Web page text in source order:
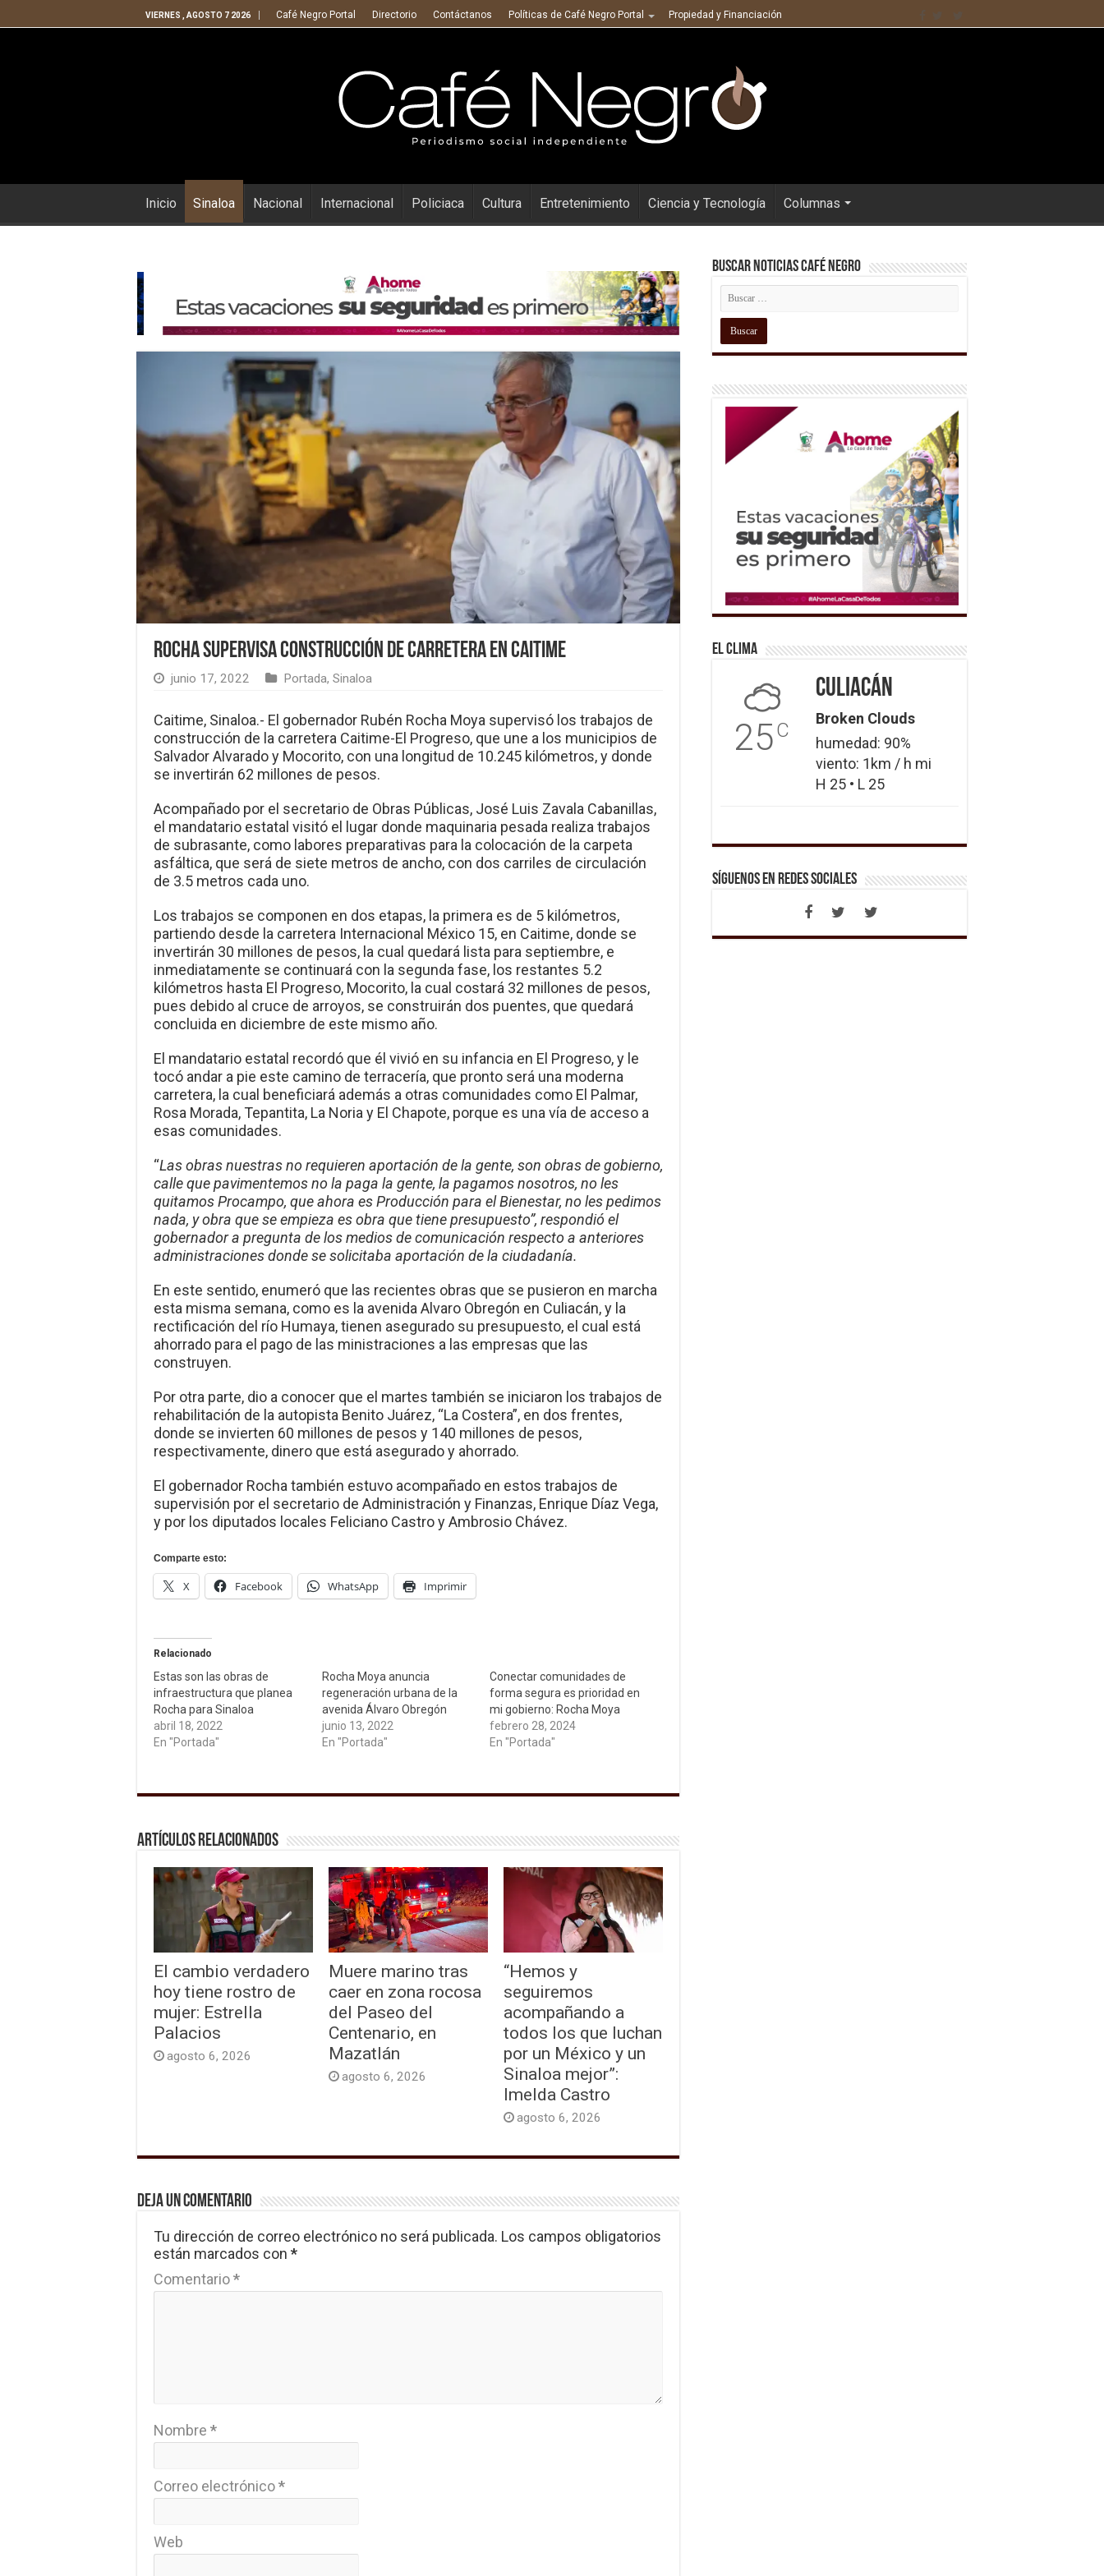
VIERNES , AGOSTO 7 2026 Café Negro Portal Directorio Contáctanos Políticas de Café Negro Portal Propiedad y Financiación
Inicio Sinaloa Nacional Internacional Policiaca Cultura Entretenimiento Ciencia y Tecnología Columnas
Rocha supervisa construcción de carretera en Caitime
junio 17, 2022 Portada, Sinaloa
Caitime, Sinaloa.- El gobernador Rubén Rocha Moya supervisó los trabajos de
construcción de la carretera Caitime-El Progreso, que une a los municipios de
Salvador Alvarado y Mocorito, con una longitud de 10.245 kilómetros, y donde
se invertirán 62 millones de pesos.
Acompañado por el secretario de Obras Públicas, José Luis Zavala Cabanillas,
el mandatario estatal visitó el lugar donde maquinaria pesada realiza trabajos
de subrasante, como labores preparativas para la colocación de la carpeta
asfáltica, que será de siete metros de ancho, con dos carriles de circulación
de 3.5 metros cada uno.
Los trabajos se componen en dos etapas, la primera es de 5 kilómetros,
partiendo desde la carretera Internacional México 15, en Caitime, donde se
invertirán 30 millones de pesos, la cual quedará lista para septiembre, e
inmediatamente se continuará con la segunda fase, los restantes 5.2
kilómetros hasta El Progreso, Mocorito, la cual costará 32 millones de pesos,
pues debido al cruce de arroyos, se construirán dos puentes, que quedará
concluida en diciembre de este mismo año.
El mandatario estatal recordó que él vivió en su infancia en El Progreso, y le
tocó andar a pie este camino de terracería, que pronto será una moderna
carretera, la cual beneficiará además a otras comunidades como El Palmar,
Rosa Morada, Tepantita, La Noria y El Chapote, porque es una vía de acceso a
esas comunidades.
“Las obras nuestras no requieren aportación de la gente, son obras de gobierno,
calle que pavimentemos no la paga la gente, la pagamos nosotros, no les
quitamos Procampo, que ahora es Producción para el Bienestar, no les pedimos
nada, y obra que se empieza es obra que tiene presupuesto”, respondió el
gobernador a pregunta de los medios de comunicación respecto a anteriores
administraciones donde se solicitaba aportación de la ciudadanía.
En este sentido, enumeró que las recientes obras que se pusieron en marcha
esta misma semana, como es la avenida Alvaro Obregón en Culiacán, y la
rectificación del río Humaya, tienen asegurado su presupuesto, el cual está
ahorrado para el pago de las ministraciones a las empresas que las
construyen.
Por otra parte, dio a conocer que el martes también se iniciaron los trabajos de
rehabilitación de la autopista Benito Juárez, “La Costera”, en dos frentes,
donde se invierten 60 millones de pesos y 140 millones de pesos,
respectivamente, dinero que está asegurado y ahorrado.
El gobernador Rocha también estuvo acompañado en estos trabajos de
supervisión por el secretario de Administración y Finanzas, Enrique Díaz Vega,
y por los diputados locales Feliciano Castro y Ambrosio Chávez.
Comparte esto:
X Facebook WhatsApp Imprimir
Relacionado
Estas son las obras de
infraestructura que planea
Rocha para Sinaloa
abril 18, 2022
En "Portada"
Rocha Moya anuncia
regeneración urbana de la
avenida Álvaro Obregón
junio 13, 2022
En "Portada"
Conectar comunidades de
forma segura es prioridad en
mi gobierno: Rocha Moya
febrero 28, 2024
En "Portada"
Artículos relacionados
El cambio verdadero
hoy tiene rostro de
mujer: Estrella
Palacios
agosto 6, 2026
Muere marino tras
caer en zona rocosa
del Paseo del
Centenario, en
Mazatlán
agosto 6, 2026
“Hemos y
seguiremos
acompañando a
todos los que luchan
por un México y un
Sinaloa mejor”:
Imelda Castro
agosto 6, 2026
Deja un comentario
Tu dirección de correo electrónico no será publicada. Los campos obligatorios
están marcados con *
Comentario*
Nombre *
Correo electrónico*
Web
Buscar Noticias Café Negro
El Clima
25C
Culiacán
Broken Clouds
humedad: 90%
viento: 1km / h mi
H 25 • L 25
Síguenos en Redes Sociales